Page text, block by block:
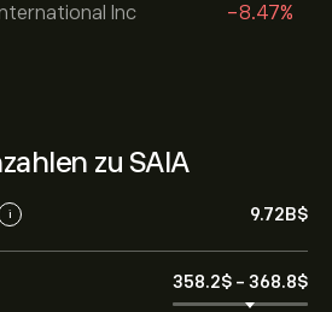
Inc
-8.47%
zu SAIA
i 9.72B‎$‎
358.2‎$‎ - 368.8‎$‎